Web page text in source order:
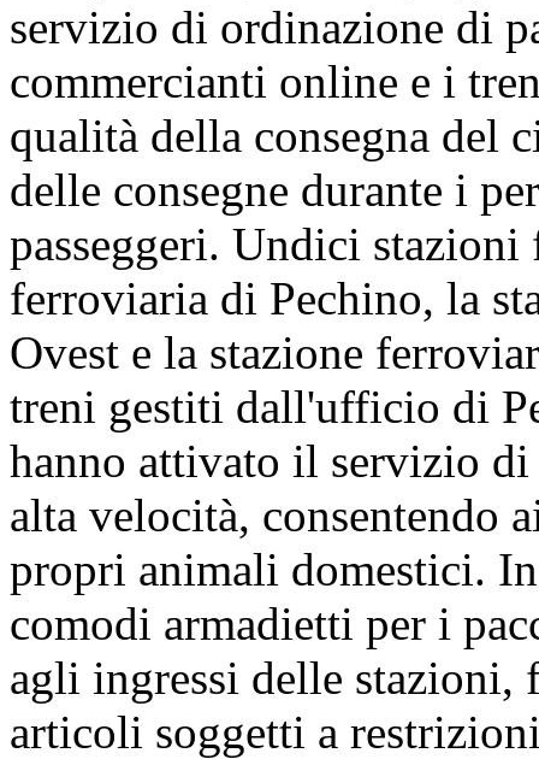
servizio di ordinazione di
commercianti online e i
qualità della consegna del
delle consegne durante i
passeggeri. Undici
ferroviaria di Pechino, la
Ovest e la stazione
treni gestiti dall'ufficio di
hanno attivato il servizio
alta velocità, consentendo
propri animali domestici.
comodi armadietti per i
agli ingressi delle stazioni,
articoli soggetti a